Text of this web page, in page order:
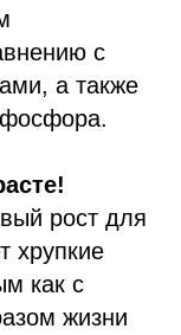
с
а также
рост для
хрупкие
как с
жизни